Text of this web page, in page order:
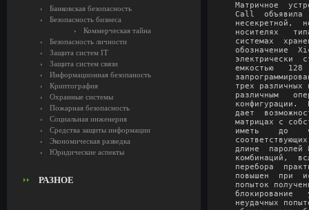
Банковская безопасность
Безопасность бизнеса
Коммерческая тайна
Безопасность личности
Защита систем IT
Защита систем связи
Информационная безопаность
Криптография
Охранные системы
Пожарная безопасность
Социальная инженерия
Средства защиты информации
Экономическая разведка
Юридические аспекты
РАЗНОЕ
Матричное
Саll  объявила
несекретной,
носителях
системах
обозначение
электрически
емкостью   128
трех
различным
конфигурации.
дает
матрицах с
иметь    до
длине  паролей
комбинаций,
перебора
повышен  при
попыток
блокирование
неудачных